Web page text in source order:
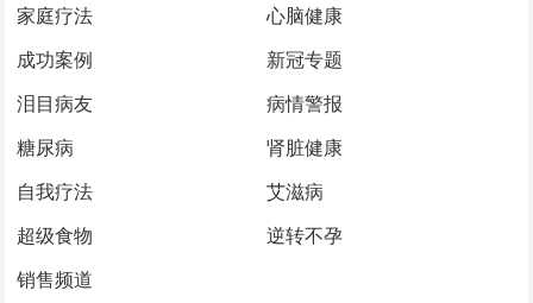
家庭疗法
心脑健康
成功案例
新冠专题
泪目病友
病情警报
糖尿病
肾脏健康
自我疗法
艾滋病
超级食物
逆转不孕
销售频道